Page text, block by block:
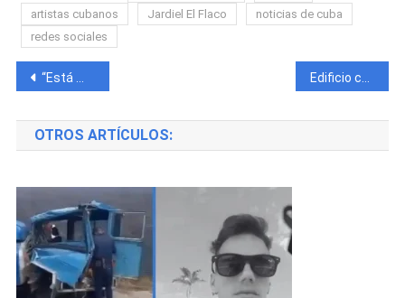
artistas cubanos
Jardiel El Flaco
noticias de cuba
redes sociales
Navegación
de
entradas
“Está más lindo que Ultrack”: Así reaccionan las redes ante el supuesto nuevo novio de Amanda Sanz
OTROS ARTÍCULOS: